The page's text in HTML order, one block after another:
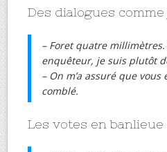
Des dialogues
– Foret quatre millimètres.
enquêteur, je suis plutôt
– On m’a assuré que
comblé.
Les votes en banlieue